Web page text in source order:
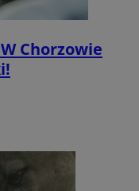
Chorzowie